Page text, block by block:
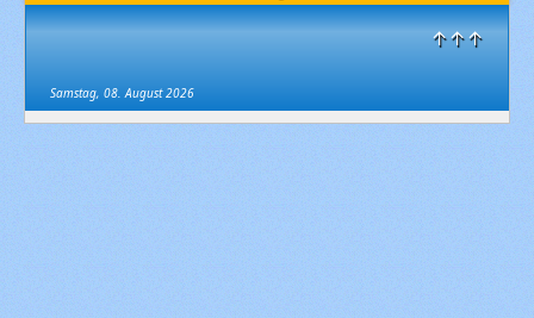
↑↑↑
Samstag, 08. August 2026